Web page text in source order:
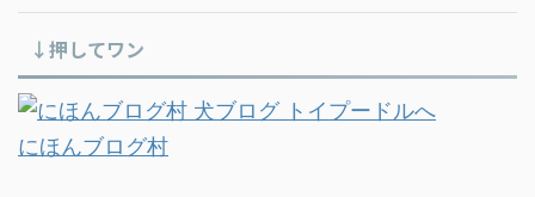
↓押してワン
にほんブログ村